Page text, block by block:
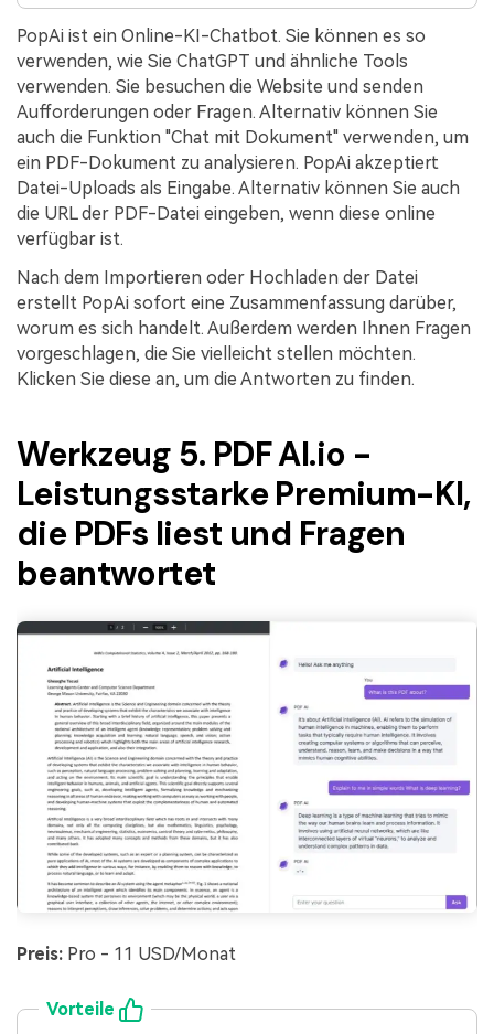
PopAi ist ein Online-KI-Chatbot. Sie können es so
verwenden, wie Sie ChatGPT und ähnliche Tools
verwenden. Sie besuchen die Website und senden
Aufforderungen oder Fragen. Alternativ können Sie
auch die Funktion "Chat mit Dokument" verwenden, um
ein PDF-Dokument zu analysieren. PopAi akzeptiert
Datei-Uploads als Eingabe. Alternativ können Sie auch
die URL der PDF-Datei eingeben, wenn diese online
verfügbar ist.
Nach dem Importieren oder Hochladen der Datei
erstellt PopAi sofort eine Zusammenfassung darüber,
worum es sich handelt. Außerdem werden Ihnen Fragen
vorgeschlagen, die Sie vielleicht stellen möchten.
Klicken Sie diese an, um die Antworten zu finden.
Werkzeug 5. PDF AI.io -
Leistungsstarke Premium-KI,
die PDFs liest und Fragen
beantwortet
Preis: Pro - 11 USD/Monat
Vorteile